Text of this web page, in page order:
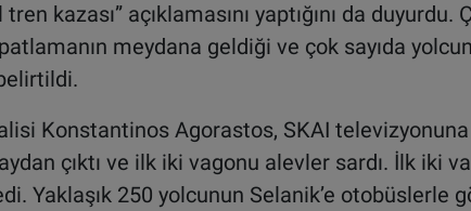
kazası” açıklamasını yaptığını da duyurdu.
meydana geldiği ve çok sayıda
Konstantinos Agorastos, SKAI
çıktı ve ilk iki vagonu alevler sardı. İlk iki
Yaklaşık 250 yolcunun Selanik’e otobüslerle